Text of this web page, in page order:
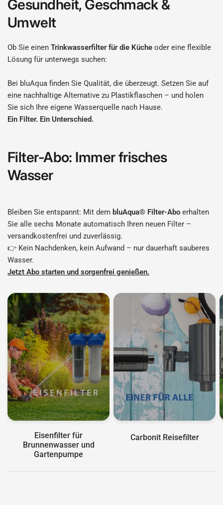
Gesundheit, Geschmack &
Umwelt
Ob Sie einenTrinkwasserfilter für die Küche oder eine flexible
Lösung für unterwegs suchen:
Bei bluAqua finden Sie Qualität, die überzeugt. Setzen Sie auf
eine nachhaltige Alternative zu Plastikflaschen – und holen
Sie sich Ihre eigene Wasserquelle nach Hause.
Ein Filter. Ein Unterschied.
Filter-Abo: Immer frisches
Wasser
Bleiben Sie entspannt: Mit dem bluAqua® Filter-Abo erhalten
Sie alle sechs Monate automatisch Ihren neuen Filter –
versandkostenfrei und zuverlässig.
👉 Kein Nachdenken, kein Aufwand – nur dauerhaft sauberes
Wasser.
Jetzt Abo starten und sorgenfrei genießen.
Eisenfilter für
Brunnenwasser und
Gartenpumpe
Carbonit Reisefilter